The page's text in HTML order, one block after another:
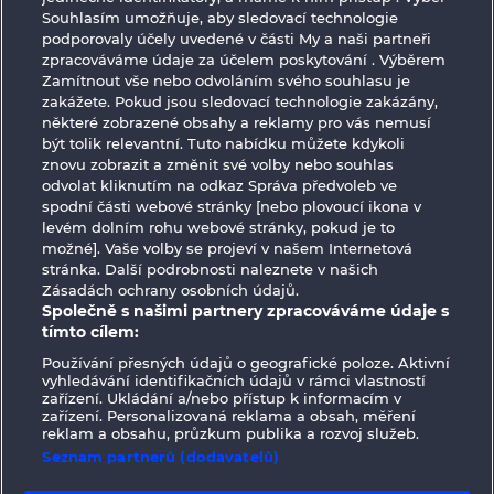
Simply The Best Royal Seven
Golden Ei of Moorhuhn
Podmínky Prohlášení o ochraně údajů
Kontakt Společnost Časté dotazy
Souhlasím umožňuje, aby sledovací technologie
podporovaly účely uvedené v části My a naši partneři
zpracováváme údaje za účelem poskytování . Výběrem
Zamítnout vše nebo odvoláním svého souhlasu je
zakážete. Pokud jsou sledovací technologie zakázány,
některé zobrazené obsahy a reklamy pro vás nemusí
být tolik relevantní. Tuto nabídku můžete kdykoli
znovu zobrazit a změnit své volby nebo souhlas
odvolat kliknutím na odkaz Správa předvoleb ve
spodní části webové stránky [nebo plovoucí ikona v
levém dolním rohu webové stránky, pokud je to
možné]. Vaše volby se projeví v našem Internetová
stránka. Další podrobnosti naleznete v našich
Zásadách ochrany osobních údajů.
Společně s našimi partnery zpracováváme údaje s
tímto cílem:
Používání přesných údajů o geografické poloze. Aktivní
vyhledávání identifikačních údajů v rámci vlastností
zařízení. Ukládání a/nebo přístup k informacím v
zařízení. Personalizovaná reklama a obsah, měření
reklam a obsahu, průzkum publika a rozvoj služeb.
Seznam partnerů (dodavatelů)